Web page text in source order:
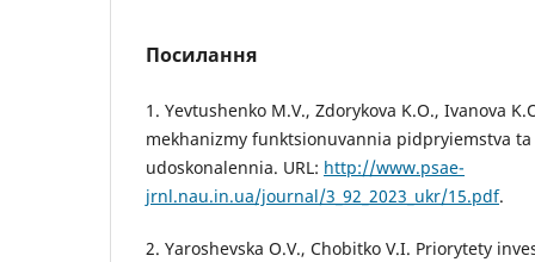
Посилання
1. Yevtushenko M.V., Zdorykova K.O., Ivanova
mekhanizmy funktsionuvannia pidpryiemstva
udoskonalennia. URL: http://www.psae-
jrnl.nau.in.ua/journal/3_92_2023_ukr/15.pdf.
2. Yaroshevska O.V., Chobitko V.I. Priorytety